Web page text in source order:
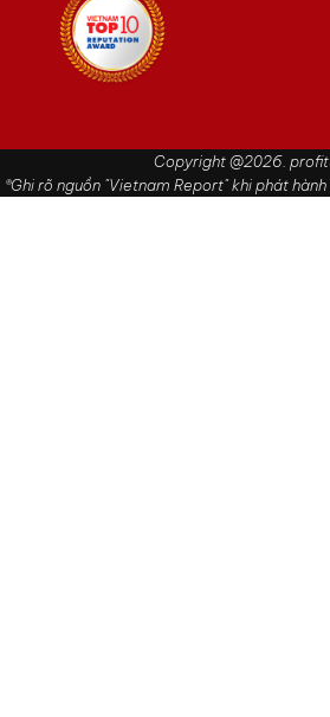
Copyright @2026.
®Ghi rõ nguồn "Vietnam Report" khi phát